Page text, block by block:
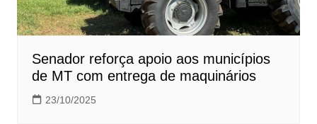
Senador reforça apoio aos municípios
de MT com entrega de maquinários
23/10/2025